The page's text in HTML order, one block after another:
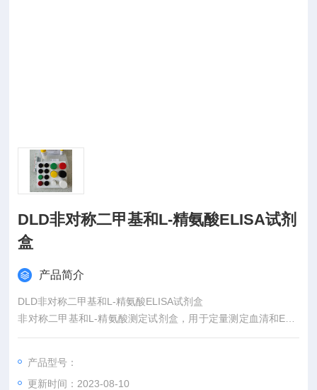
DLD非对称二甲基和L-精氨酸ELISA试剂
盒
产品简介
DLD非对称二甲基和L-精氨酸ELISA试剂盒
非对称二甲基和L-精氨酸测定试剂盒，用于定量测定血清和EDT
A血浆中的非对称二甲基精氨酸（ADMA）和L-精氨酸
产品型号：
更新时间：2023-08-10